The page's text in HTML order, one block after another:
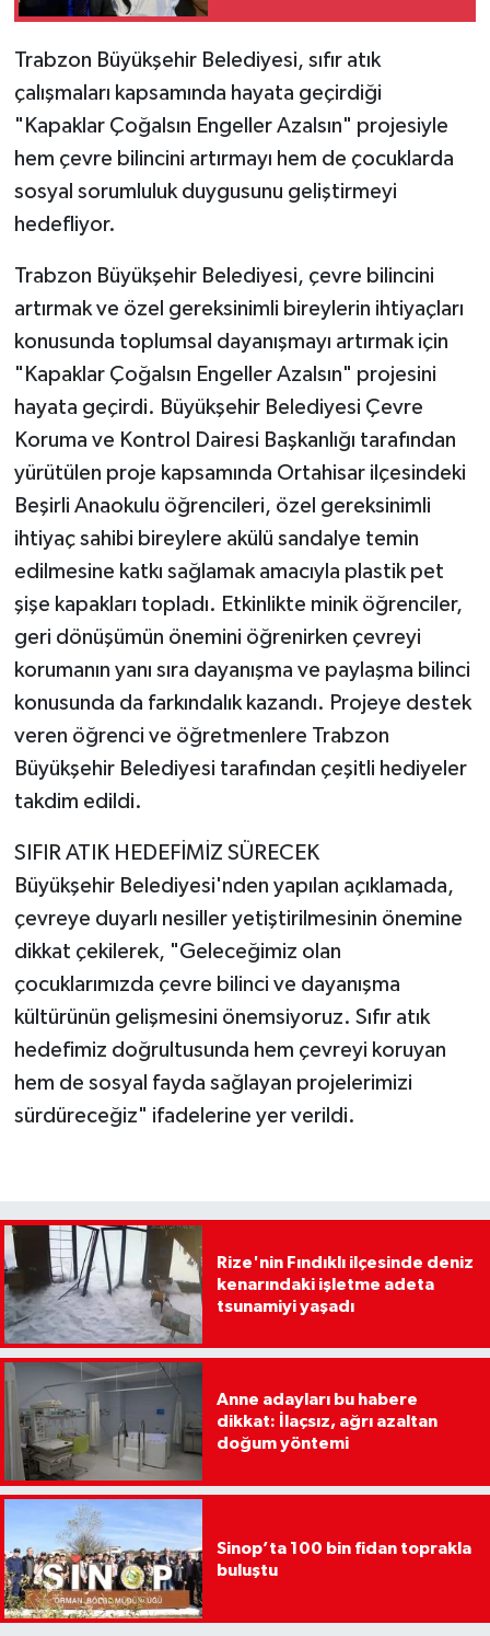
Trabzon Büyükşehir Belediyesi, sıfır atık
çalışmaları kapsamında hayata geçirdiği
"Kapaklar Çoğalsın Engeller Azalsın" projesiyle
hem çevre bilincini artırmayı hem de çocuklarda
sosyal sorumluluk duygusunu geliştirmeyi
hedefliyor.
Trabzon Büyükşehir Belediyesi, çevre bilincini
artırmak ve özel gereksinimli bireylerin ihtiyaçları
konusunda toplumsal dayanışmayı artırmak için
"Kapaklar Çoğalsın Engeller Azalsın" projesini
hayata geçirdi. Büyükşehir Belediyesi Çevre
Koruma ve Kontrol Dairesi Başkanlığı tarafından
yürütülen proje kapsamında Ortahisar ilçesindeki
Beşirli Anaokulu öğrencileri, özel gereksinimli
ihtiyaç sahibi bireylere akülü sandalye temin
edilmesine katkı sağlamak amacıyla plastik pet
şişe kapakları topladı. Etkinlikte minik öğrenciler,
geri dönüşümün önemini öğrenirken çevreyi
korumanın yanı sıra dayanışma ve paylaşma bilinci
konusunda da farkındalık kazandı. Projeye destek
veren öğrenci ve öğretmenlere Trabzon
Büyükşehir Belediyesi tarafından çeşitli hediyeler
takdim edildi.
SIFIR ATIK HEDEFİMİZ SÜRECEK
Büyükşehir Belediyesi'nden yapılan açıklamada,
çevreye duyarlı nesiller yetiştirilmesinin önemine
dikkat çekilerek, "Geleceğimiz olan
çocuklarımızda çevre bilinci ve dayanışma
kültürünün gelişmesini önemsiyoruz. Sıfır atık
hedefimiz doğrultusunda hem çevreyi koruyan
hem de sosyal fayda sağlayan projelerimizi
sürdüreceğiz" ifadelerine yer verildi.
Rize'nin Fındıklı ilçesinde deniz
kenarındaki işletme adeta
tsunamiyi yaşadı
Anne adayları bu habere
dikkat: İlaçsız, ağrı azaltan
doğum yöntemi
Sinop’ta 100 bin fidan toprakla
buluştu